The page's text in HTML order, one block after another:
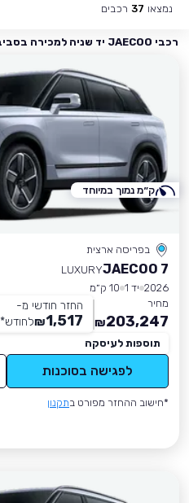
נמצאו 37 רכבים
רכבי JAECOO יד שניה למכירה בסביבת קרית מלאכי
בפריסה ארצית
JAECOO 7
LUXURY
2026 יד 1
10 ק״מ
מחיר
203,247
₪
החזר חודשי מ-
1,517
₪לחודש*
תוספות לעיסקה
לפגישה בסוכנות
*חישוב ההחזר מפורט בתקנון
ק״מ נמוך במיוחד